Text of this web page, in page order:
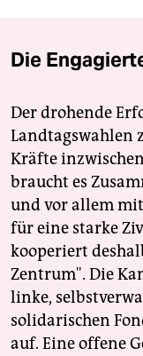
Die
Der drohende
Landtagswahlen
Kräfte
braucht es
und vor allem
für eine starke
kooperiert
Zentrum". Die
linke,
solidarischen
auf. Eine offene